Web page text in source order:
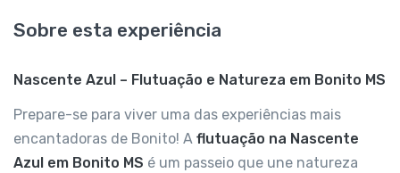
Sobre esta experiência
Nascente Azul – Flutuação e Natureza em Bonito MS
Prepare-se para viver uma das experiências mais
encantadoras de Bonito! A flutuação na Nascente
Azul em Bonito MS é um passeio que une natureza